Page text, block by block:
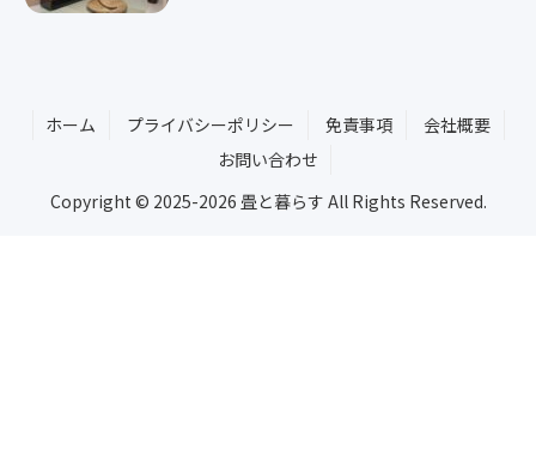
ホーム プライバシーポリシー 免責事項
会社概要
お問い合わせ
Copyright © 2025-2026 畳と暮らす All Rights Reserved.